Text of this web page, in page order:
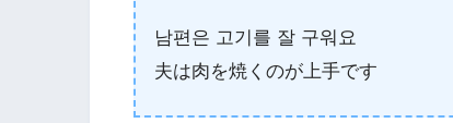
남편은 고기를 잘 구워요
夫は肉を焼くのが上手です